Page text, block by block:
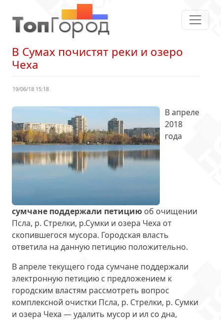
В Сумах почистят реки и озеро
Чеха
19/06/18 15:18
В апреле
2018
года
сумчане поддержали петицию об очищении
Псла, р. Стрелки, р.Сумки и озера Чеха от
скопившегося мусора. Городская власть
ответила на данную петицию положительно.
В апреле текущего года сумчане поддержали
электронную петицию с предложением к
городским властям рассмотреть вопрос
комплексной очистки Псла, р. Стрелки, р. Сумки
и озера Чеха — удалить мусор и ил со дна,